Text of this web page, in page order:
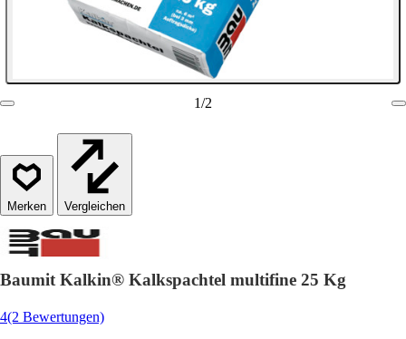
1/2
Vergleichen
Baumit Kalkin® Kalkspachtel multifine 25 Kg
4(2 Bewertungen)